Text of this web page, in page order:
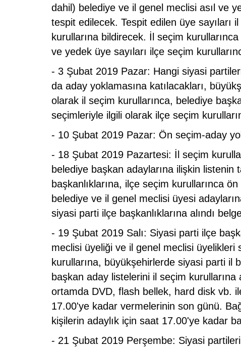
dahil) belediye ve il genel meclisi asıl ve
tespit edilecek. Tespit edilen üye sayıları
kurullarına bildirecek. İl seçim
ve yedek üye sayıları ilçe seçim
- 3 Şubat 2019 Pazar: Hangi siyasi
da aday yoklamasına katılacakları,
olarak il seçim kurullarınca, belediye
seçimleriyle ilgili olarak ilçe seçim
- 10 Şubat 2019 Pazar: Ön seçim-aday
- 18 Şubat 2019 Pazartesi: İl seçim
belediye başkan adaylarına ilişkin listenin
başkanlıklarına, ilçe seçim kurullarınca
belediye ve il genel meclisi üyesi
siyasi parti ilçe başkanlıklarına alındı
- 19 Şubat 2019 Salı: Siyasi parti ilçe
meclisi üyeliği ve il genel meclisi
kurullarına, büyükşehirlerde siyasi parti il
başkan aday listelerini il seçim kurullarına
ortamda DVD, flash bellek, hard disk vb.
17.00'ye kadar vermelerinin son günü.
kişilerin adaylık için saat 17.00'ye kadar
- 21 Şubat 2019 Perşembe: Siyasi